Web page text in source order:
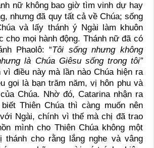
nữ không bao giờ tìm vinh dự hay
nhưng đã quy tất cả về Chúa; sống
và lấy thánh ý Ngài làm khuôn
cho mọi hành động. Thánh nữ đã có
Phaolô: “Tôi sống nhưng không
là Chúa Giêsu sống trong tôi”
vì điều này mà lần nào Chúa hiện ra
gọi là bạn trăm năm, vị hôn phu và
Chúa. Nhờ đó, Catarina nhận ra
Thiên Chúa thì càng muốn nên
Ngài, chính vì thế mà chị đã trao
mình cho Thiên Chúa không một
thánh cho rằng lắng nghe và vâng